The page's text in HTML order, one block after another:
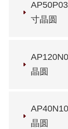
寸晶圆
晶圆
晶圆